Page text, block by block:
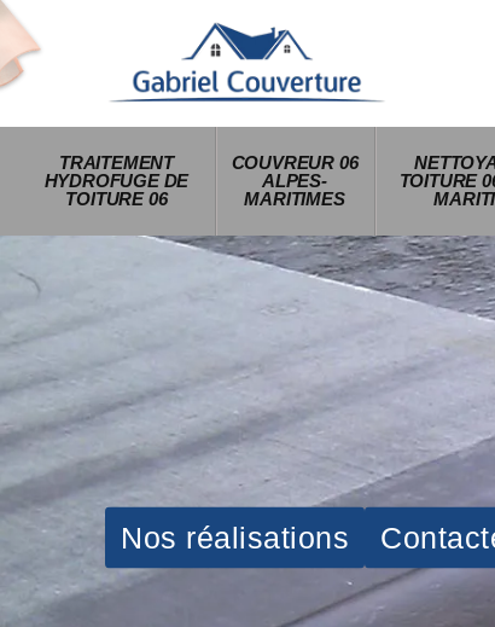
TRAITEMENT
HYDROFUGE DE
TOITURE 06
COUVREUR 06
ALPES-
MARITIMES
TOITURE
Nos réalisations